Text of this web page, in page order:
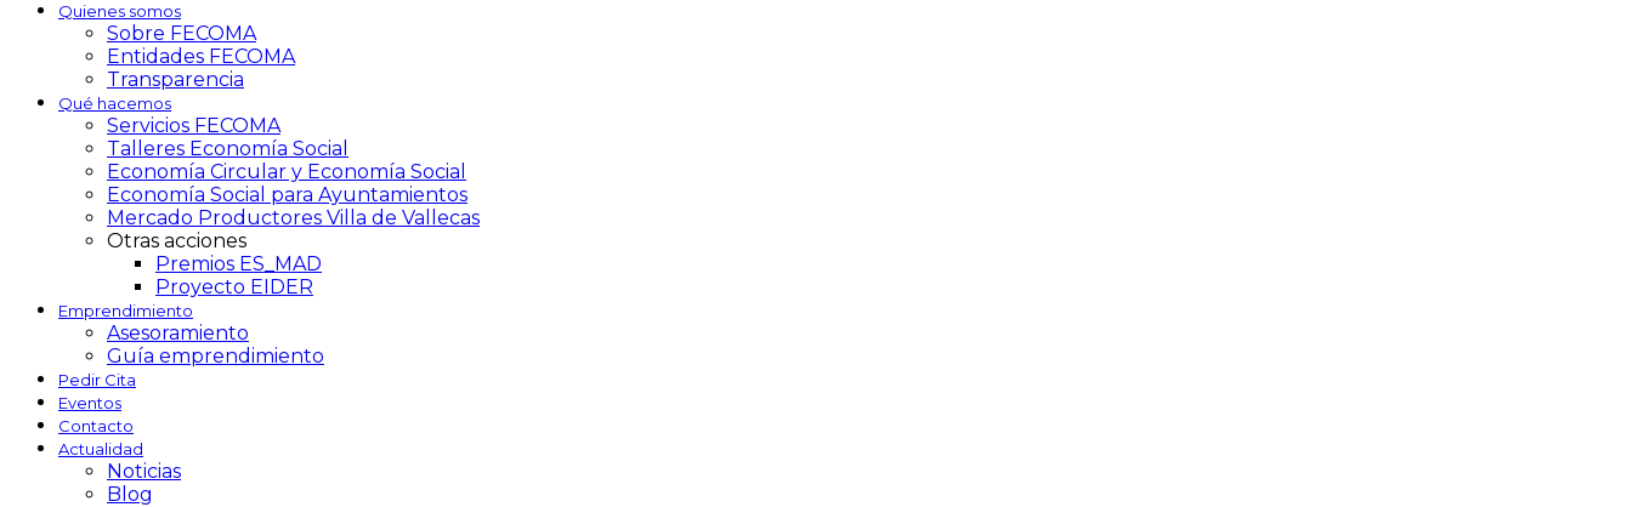
Quienes somos
Sobre FECOMA
Entidades FECOMA
Transparencia
Qué hacemos
Servicios FECOMA
Talleres Economía Social
Economía Circular y Economía Social
Economía Social para Ayuntamientos
Mercado Productores Villa de Vallecas
Otras acciones
Premios ES_MAD
Proyecto EIDER
Emprendimiento
Asesoramiento
Guía emprendimiento
Pedir Cita
Eventos
Contacto
Actualidad
Noticias
Blog